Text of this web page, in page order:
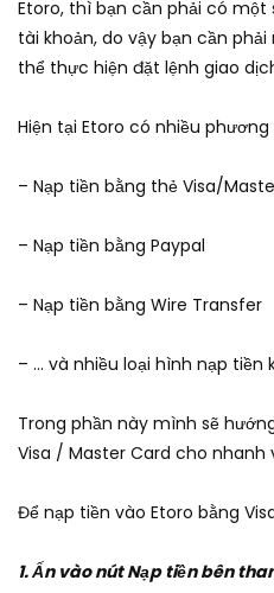
Etoro, thì bạn cần phải có
tài khoản, do vậy bạn cần
thể thực hiện đặt lệnh giao
Hiện tại Etoro có nhiều
– Nạp tiền bằng thẻ Visa/
– Nạp tiền bằng Paypal
– Nạp tiền bằng Wire Transfer
– … và nhiều loại hình nạp tiền
Trong phần này mình sẽ
Visa / Master Card cho nhanh
Để nạp tiền vào Etoro bằng
1. Ấn vào nút Nạp tiền bên